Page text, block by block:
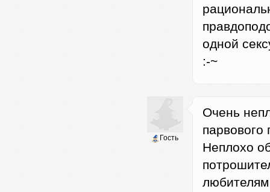
одной
:-~
Гость
Очень
парвового
Неплохо